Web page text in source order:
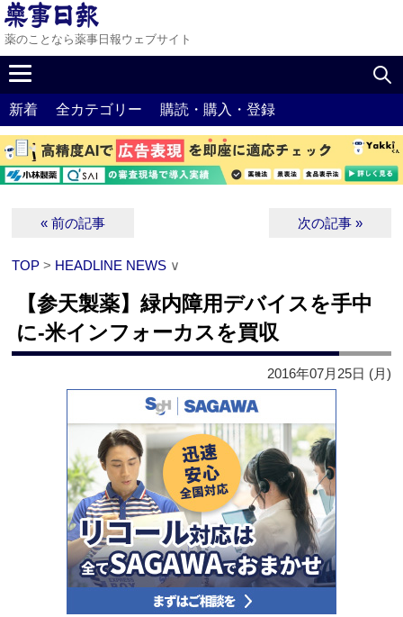
薬のことなら薬事日報ウェブサイト
新着 全カテゴリー 購読・購入・登録
« 前の記事 次の記事 »
TOP > HEADLINE NEWS ∨
【参天製薬】緑内障用デバイスを手中
に‐米インフォーカスを買収
2016年07月25日 (月)